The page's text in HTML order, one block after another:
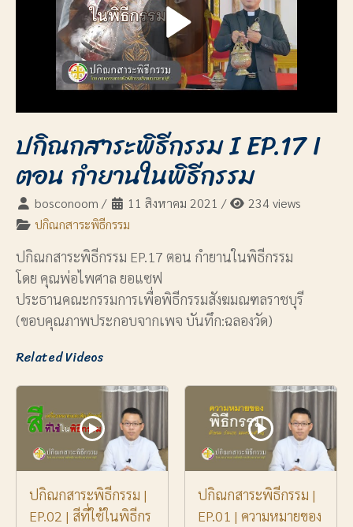
ปกิณกสาระพิธีกรรม I EP.17 I
ตอน กำยานในพิธีกรรม
bosconoom / 11 สิงหาคม 2021 /
234 views
ปกิณกสาระพิธีกรรม
ปกิณกสาระพิธีกรรม EP.17 ตอน กำยานในพิธีกรรม
โดย คุณพ่อไพศาล ยอแซฟ
ประธานคณะกรรมการเพื่อพิธีกรรมสังฆมณฑลราชบุรี
(ขอบคุณภาพประกอบจากเพจ บันทึก:ฉลองวัด)
Related Videos
ปกิณกสาระพิธีกรรม |
EP.02 | สีที่ใช้ในพิธีกร
ปกิณกสาระพิธีกรรม |
EP.01 | ความหมายของ